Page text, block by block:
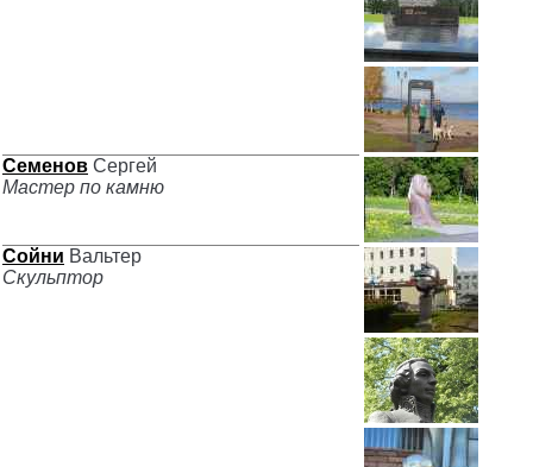
Семенов Сергей
Мастер по камню
Сойни Вальтер
Скульптор